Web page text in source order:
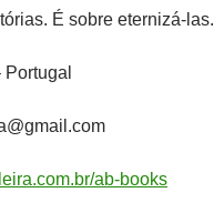
É sobre eternizá-las.
ab-books